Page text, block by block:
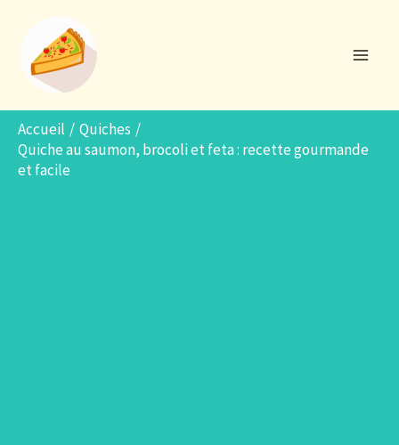
contenu
Accueil
Quiches
Quiche au saumon, brocoli et feta : recette gourmande
et facile